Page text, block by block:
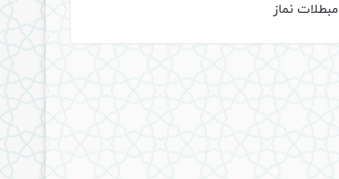
مبطلات نماز